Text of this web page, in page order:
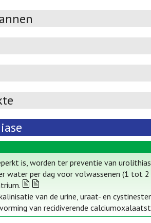
is, worden ter preventie van
per dag voor volwassenen (1 tot 2
van de urine, uraat- en
van recidiverende